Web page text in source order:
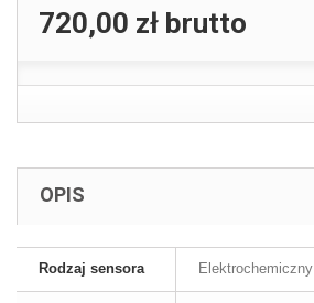
720,00 zł brutto
OPIS
Rodzaj sensora Elektrochemiczny